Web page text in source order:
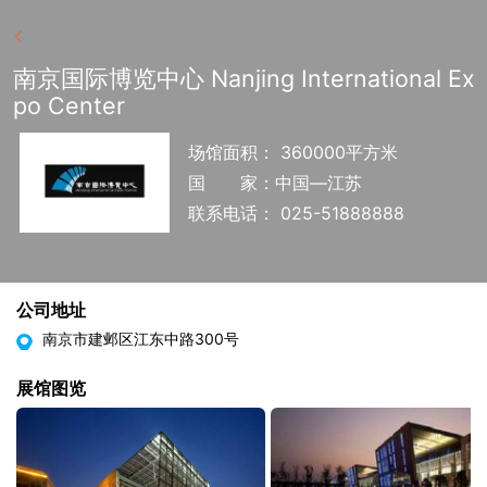
南京国际博览中心 Nanjing International Ex
po Center
场馆面积： 360000平方米
国
家：中国—江苏
联系电话： 025-51888888
公司地址
南京市建邺区江东中路300号
展馆图览